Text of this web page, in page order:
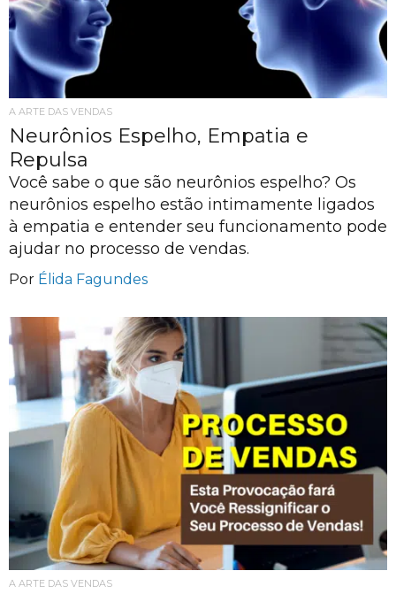
A ARTE DAS VENDAS
Neurônios Espelho, Empatia e
Repulsa
Você sabe o que são neurônios espelho? Os
neurônios espelho estão intimamente ligados
à empatia e entender seu funcionamento pode
ajudar no processo de vendas.
Por Élida Fagundes
A ARTE DAS VENDAS